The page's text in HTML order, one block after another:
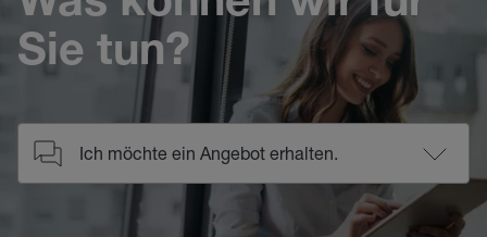
Sie tun?